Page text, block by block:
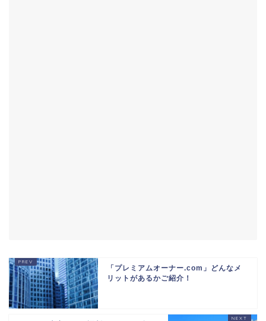
「プレミアムオーナー.com」どんなメ
リットがあるかご紹介！